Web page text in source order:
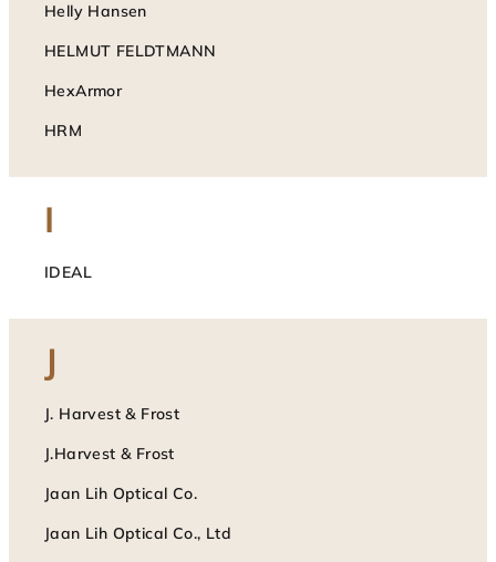
Helly Hansen
HELMUT FELDTMANN
HexArmor
HRM
I
IDEAL
J
J. Harvest & Frost
J.Harvest & Frost
Jaan Lih Optical Co.
Jaan Lih Optical Co., Ltd